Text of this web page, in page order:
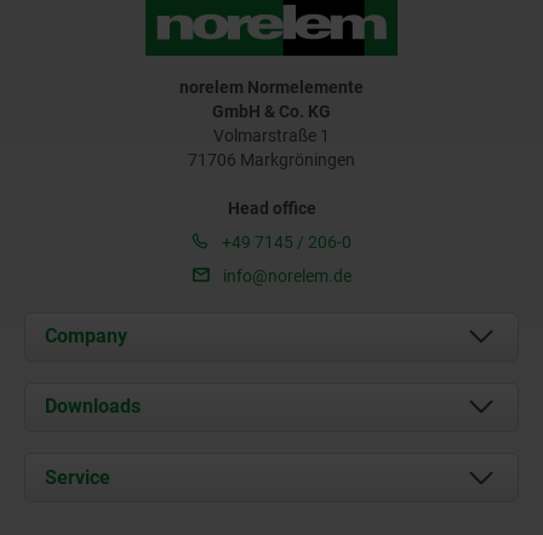
norelem Normelemente
GmbH & Co. KG
Volmarstraße 1
71706 Markgröningen
Head office
+49 7145 / 206-0
info@norelem.de
Company
About us
Career
Downloads
Service